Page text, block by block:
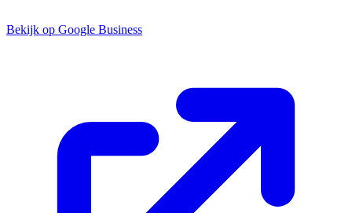
Bekijk op Google Business